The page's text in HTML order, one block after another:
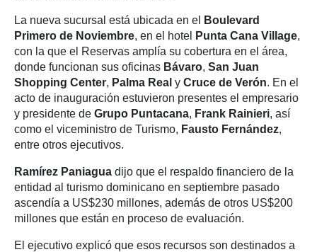
La nueva sucursal está ubicada en el
Boulevard
Primero de Noviembre, en el hotel Punta Cana Village,
con la que el Reservas amplía su cobertura en el área,
donde funcionan sus oficinas Bávaro, San Juan
Shopping Center, Palma Real y Cruce de Verón. En el
acto de inauguración estuvieron presentes el empresario
y presidente de Grupo Puntacana, Frank Rainieri, así
como el viceministro de Turismo, Fausto Fernández,
entre otros ejecutivos.
Ramírez Paniagua dijo que el respaldo financiero de la
entidad al turismo dominicano en septiembre pasado
ascendía a US$230 millones, además de otros US$200
millones que están en proceso de evaluación.
El ejecutivo explicó que esos recursos son destinados a